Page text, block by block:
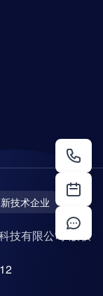
技术企业
技有限公司 版权